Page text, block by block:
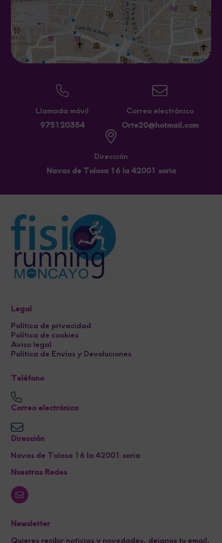
Leaflet
Llamada móvil
975120354
Correo electrónico
Orte20@hotmail.com
Dirección
Navas de Tolosa 16 la 42001 soria
Legal
Política de privacidad
Política de cookies
Aviso legal
Política de Envíos y Devoluciones
Teléfono
Correo electrónico
Dirección
Navas de Tolosa 16 la 42001 soria
Nuestras Redes
Newsletter
Quieres recibir noticias y novedades, dejanos tu email.